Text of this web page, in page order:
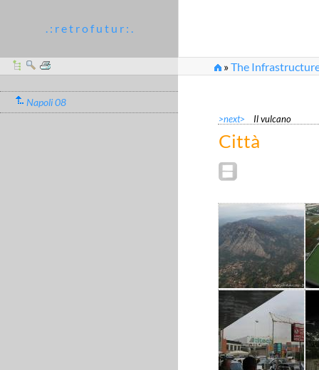
. : r e t r o f u t u r : .
»The
Napoli 08
>next> Il vulcano
Città